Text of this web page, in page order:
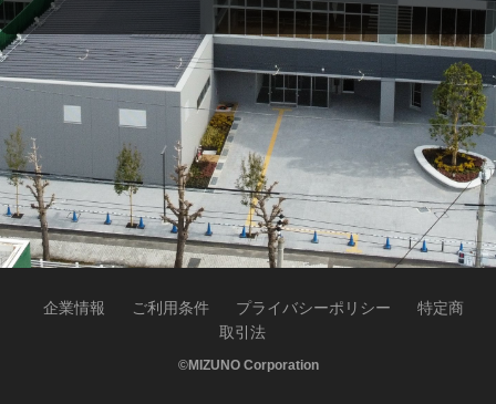
企業情報 ご利用条件 プライバシーポリシー
特定商
取引法
©MIZUNO Corporation